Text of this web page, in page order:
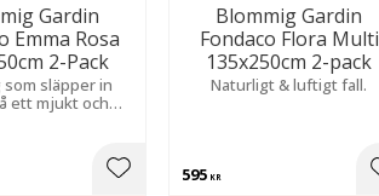
Gardin
Emma Rosa
2-Pack
släpper in
ett mjukt och
sovrum och
Lägg till i favoriter
Blommig Gardin
Fondaco Flora Multi
135x250cm 2-pack
Naturligt & luftigt fall.
595 KR